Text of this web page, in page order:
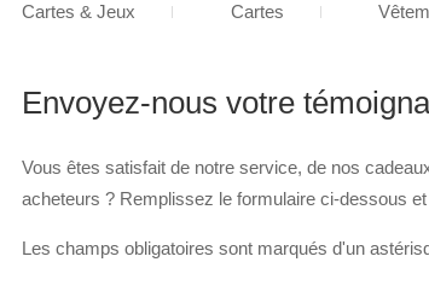
Envoyez-nous votre
Vous êtes satisfait de notre service, de nos
acheteurs ? Remplissez le formulaire ci-dessous
Les champs obligatoires sont marqués d'un
Cartes & Jeux Cartes